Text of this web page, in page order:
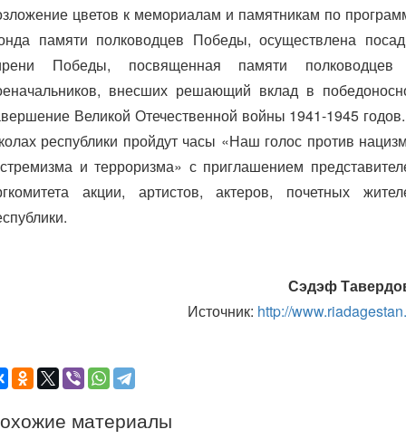
цветов к мемориалам и памятникам по
памяти полководцев Победы, осуществлена
Победы, посвященная памяти
внесших решающий вклад в
Великой Отечественной войны 1941-1945
республики пройдут часы «Наш голос против
и терроризма» с приглашением
акции, артистов, актеров, почетных
Сэдэф
Источник: http://
материалы